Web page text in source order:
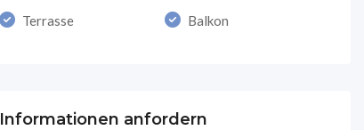
Terrasse Balkon
Informationen anfordern